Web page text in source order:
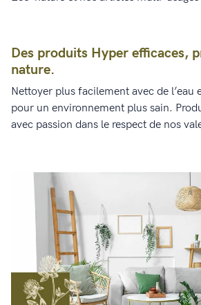
Des produits Hyper efficaces,
nature.
Nettoyer plus facilement avec de l’eau
pour un environnement plus sain.
avec passion dans le respect de nos